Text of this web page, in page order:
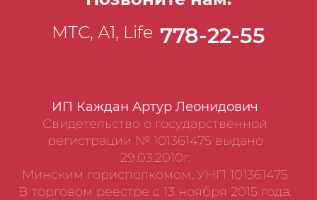
ИП Каждан Артур Леонидович
Свидетельство о государственной
регистрации № 101361475 выдано
29.03.2010г.
Минским горисполкомом, УНП 101361475
В торговом реестре с 13 ноября 2015 года.
МТС, А1, Life 778-22-55